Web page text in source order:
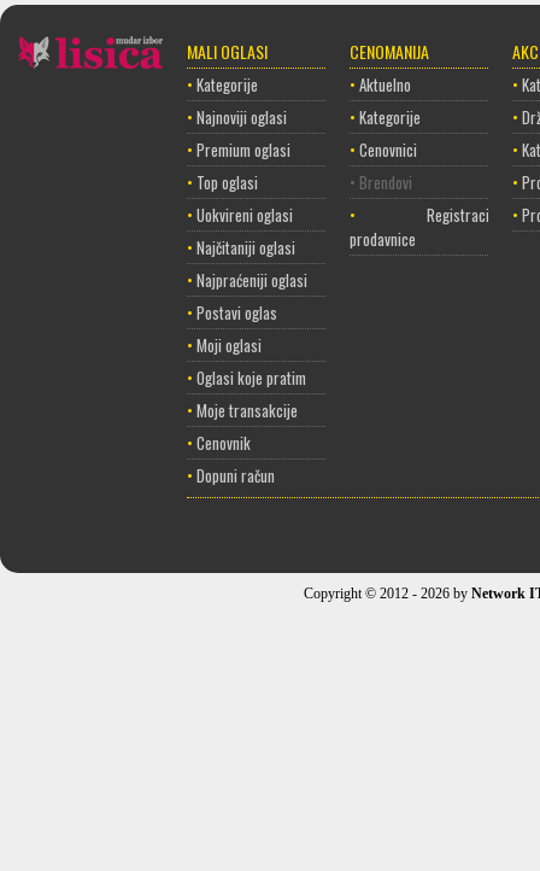
MALI OGLASI
• Kategorije
• Najnoviji oglasi
• Premium oglasi
• Top oglasi
• Uokvireni oglasi
• Najčitaniji oglasi
• Najpraćeniji oglasi
• Postavi oglas
• Moji oglasi
• Oglasi koje pratim
• Moje transakcije
• Cenovnik
• Dopuni račun
CENOMANIJA
• Aktuelno
• Kategorije
• Cenovnici
• Brendovi
• Registracija
prodavnice
•
•
•
•
•
Copyright © 2012 - 2026 by Network